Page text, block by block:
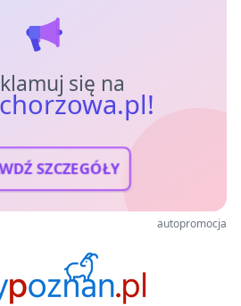
się na
SZCZEGÓŁY
autopromocja